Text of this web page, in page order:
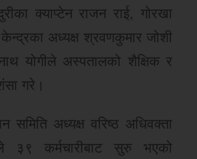
क्याप्टेन राजन राई, गोरखा
अध्यक्ष श्रवणकुमार जोशी
योगीले अस्पतालको शैक्षिक र
गरे।
समिति अध्यक्ष वरिष्ठ अधिवक्ता
३९ कर्मचारीबाट सुरु भएको